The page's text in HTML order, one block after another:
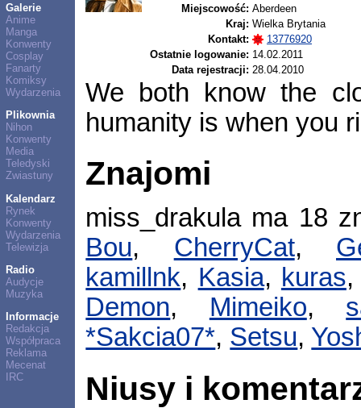
Galerie
Anime
Manga
Konwenty
Cosplay
Fanarty
Komiksy
Wydarzenia
Plikownia
Nihon
Konwenty
Media
Teledyski
Zwiastuny
Kalendarz
Rynek
Konwenty
Wydarzenia
Telewizja
Radio
Audycje
Muzyka
Informacje
Redakcja
Współpraca
Reklama
Mecenat
IRC
Miejscowość: Aberdeen
Kraj: Wielka Brytania
Kontakt:
13776920
Ostatnie logowanie: 14.02.2011
Data rejestracji: 28.04.2010
We both know the
humanity is when you
Znajomi
miss_drakula ma 18
Bou, CherryCat,
kamillnk, Kasia, kuras
Demon, Mimeiko,
*Sakcia07*, Setsu,
Niusy i